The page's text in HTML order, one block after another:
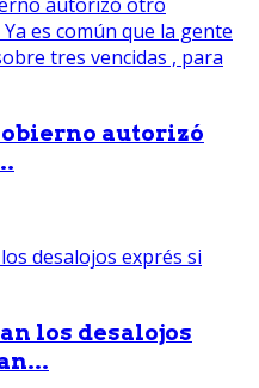
autorizó
los desalojos